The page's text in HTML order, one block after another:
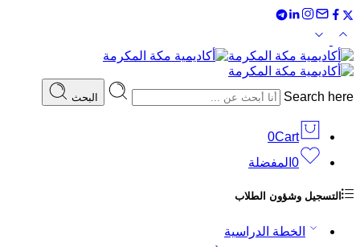
Search here البحث
0Cart
0 المفضلة
التسجيل وشؤون الطلاب
الخطة الدراسية